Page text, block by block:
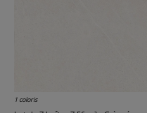
1 coloris